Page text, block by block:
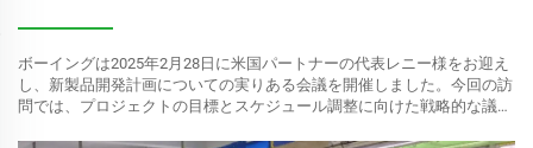
ボーイングは2025年2月28日に米国パートナーの代表レニー様をお迎え
し、新製品開発計画についての実りある会議を開催しました。今回の訪
問では、プロジェクトの目標とスケジュール調整に向けた戦略的な議論